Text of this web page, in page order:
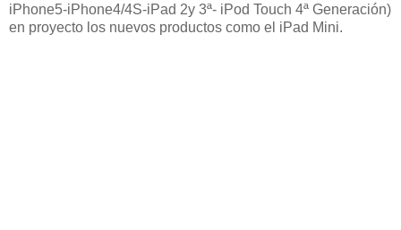
iPhone5-iPhone4/4S-iPad 2y 3ª- iPod Touch 4ª Generación)
en proyecto los nuevos productos como el iPad Mini.